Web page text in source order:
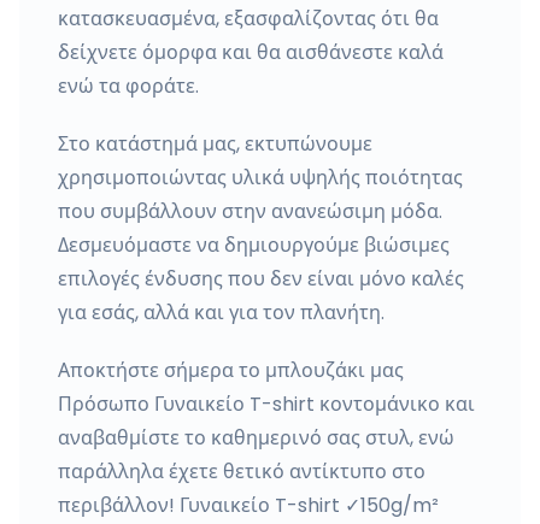
κατασκευασμένα, εξασφαλίζοντας ότι θα
δείχνετε όμορφα και θα αισθάνεστε καλά
ενώ τα φοράτε.
Στο κατάστημά μας, εκτυπώνουμε
χρησιμοποιώντας υλικά υψηλής ποιότητας
που συμβάλλουν στην ανανεώσιμη μόδα.
Δεσμευόμαστε να δημιουργούμε βιώσιμες
επιλογές ένδυσης που δεν είναι μόνο καλές
για εσάς, αλλά και για τον πλανήτη.
Αποκτήστε σήμερα το μπλουζάκι μας
Πρόσωπο Γυναικείο T-shirt κοντομάνικο και
αναβαθμίστε το καθημερινό σας στυλ, ενώ
παράλληλα έχετε θετικό αντίκτυπο στο
περιβάλλον! Γυναικείο T-shirt ✓150g/m²